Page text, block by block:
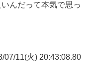
んだって本気で思っ
07/11(火) 20:43:08.80